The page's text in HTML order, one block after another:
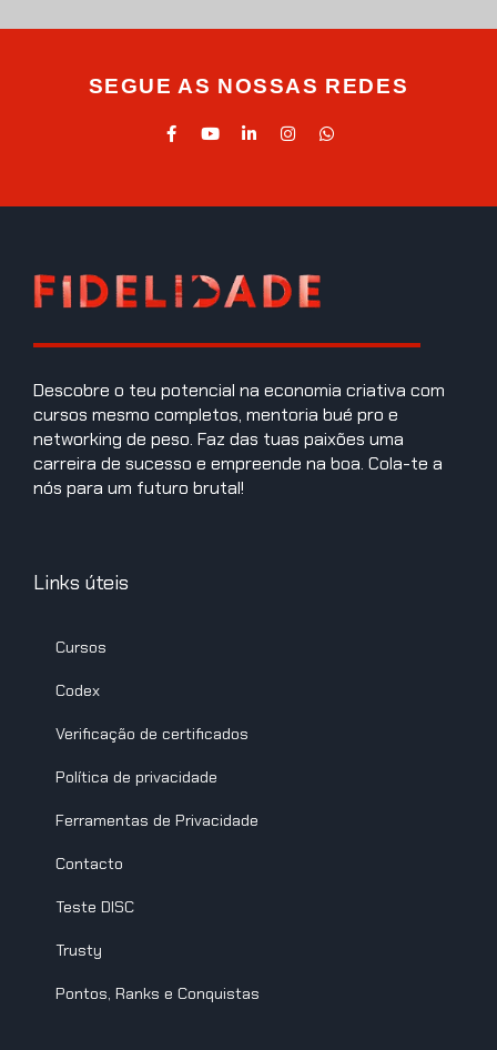
SEGUE AS NOSSAS REDES
Descobre o teu potencial na economia criativa com
cursos mesmo completos, mentoria bué pro e
networking de peso. Faz das tuas paixões uma
carreira de sucesso e empreende na boa. Cola-te a
nós para um futuro brutal!
Links úteis
Cursos
Codex
Verificação de certificados
Política de privacidade
Ferramentas de Privacidade
Contacto
Teste DISC
Trusty
Pontos, Ranks e Conquistas